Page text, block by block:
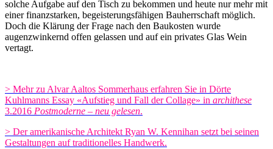
solche Aufgabe auf den Tisch zu bekommen und heute nur mehr mit
einer finanzstarken, begeisterungsfähigen Bauherrschaft möglich.
Doch die Klärung der Frage nach den Baukosten wurde
augenzwinkernd offen gelassen und auf ein privates Glas Wein
vertagt.
> Mehr zu Alvar Aaltos Sommerhaus erfahren Sie in Dörte
Kuhlmanns Essay «Aufstieg und Fall der Collage» in archithese
3.2016 Postmoderne – neu gelesen.
> Der amerikanische Architekt Ryan W. Kennihan setzt bei seinen
Gestaltungen auf traditionelles Handwerk.